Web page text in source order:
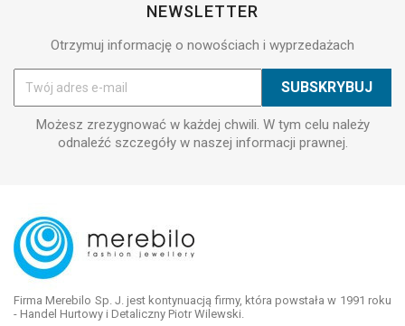
NEWSLETTER
Otrzymuj informację o nowościach i wyprzedażach
Możesz zrezygnować w każdej chwili. W tym celu należy
odnaleźć szczegóły w naszej informacji prawnej.
Firma Merebilo Sp. J. jest kontynuacją firmy, która powstała w 1991 roku
- Handel Hurtowy i Detaliczny Piotr Wilewski.